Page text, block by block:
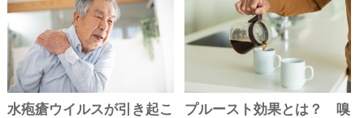
水疱瘡ウイルスが引き起こ
プルースト効果とは？ 嗅